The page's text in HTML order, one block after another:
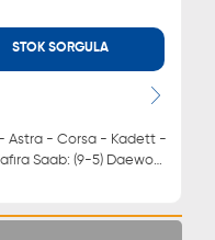
STOK SORGULA
- Astra - Corsa - Kadett -